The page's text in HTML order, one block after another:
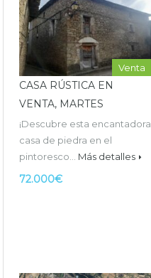
Venta
CASA RÚSTICA EN
VENTA, MARTES
¡Descubre esta encantadora
casa de piedra en el
pintoresco… Más detalles
72.000€